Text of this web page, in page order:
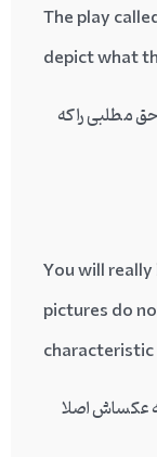
The play
depict what
مطلبی را که
You will
pictures do
characteristic
عکساش اصلا